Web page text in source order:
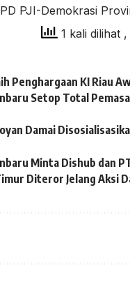
PJI-Demokrasi
1 kali dilihat ,
Penghargaan KI Riau
Setop Total
Damai
Minta Dishub dan
Diteror Jelang Aksi